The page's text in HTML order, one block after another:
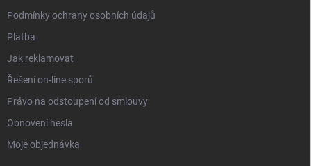
Podmínky ochrany osobních údajů
Platba
Jak reklamovat
Řešení on-line sporů
Právo na odstoupení od smlouvy
Obnovení hesla
Moje objednávka